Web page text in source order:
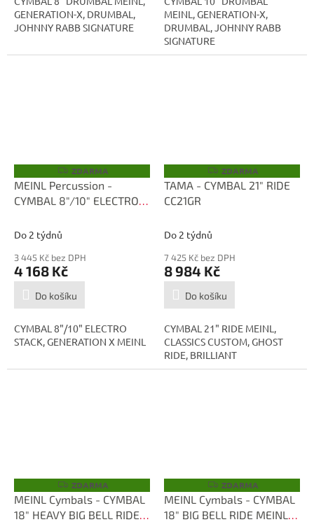
GENERATION-X, DRUMBAL,
JOHNNY RABB SIGNATURE
MEINL, GENERATION-X,
DRUMBAL, JOHNNY RABB
SIGNATURE
Z
D
A
R
ZDARMA
MEINL Percussion -
CYMBAL 8"/10" ELECTRO
08/10ES
Do 2 týdnů
3 445 Kč bez DPH
4 168 Kč
Do košíku
CYMBAL 8"/10" ELECTRO
STACK, GENERATION X MEINL
Z
D
A
ZDARMA
TAMA - CYMBAL 21" RIDE
CC21GR
Do 2 týdnů
7 425 Kč bez DPH
8 984 Kč
Do košíku
CYMBAL 21" RIDE MEINL,
CLASSICS CUSTOM, GHOST
RIDE, BRILLIANT
Z
D
A
R
ZDARMA
MEINL Cymbals - CYMBAL
18" HEAVY BIG BELL RIDE,
Z
D
A
R
ZDARMA
MEINL Cymbals - CYMBAL
18" BIG BELL RIDE MEINL,